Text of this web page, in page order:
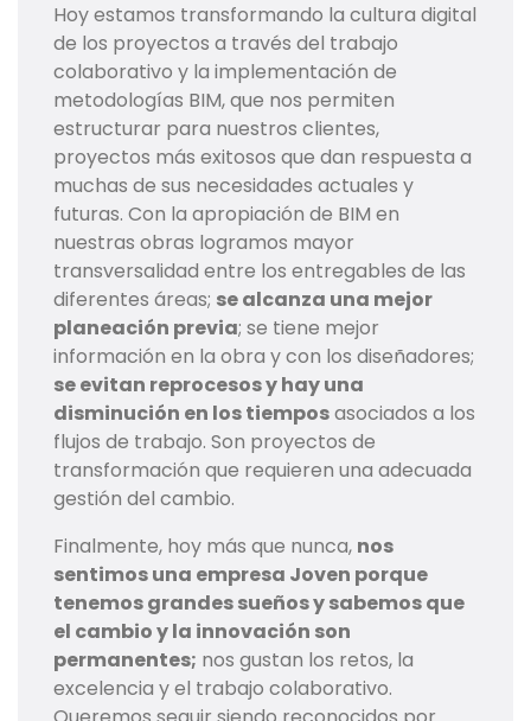
Hoy estamos transformando la cultura digital
de los proyectos a través del trabajo
colaborativo y la implementación de
metodologías BIM, que nos permiten
estructurar para nuestros clientes,
proyectos más exitosos que dan respuesta a
muchas de sus necesidades actuales y
futuras. Con la apropiación de BIM en
nuestras obras logramos mayor
transversalidad entre los entregables de las
diferentes áreas; se alcanza una mejor
planeación previa; se tiene mejor
información en la obra y con los diseñadores;
se evitan reprocesos y hay una
disminución en los tiemposasociados a los
flujos de trabajo. Son proyectos de
transformación que requieren una adecuada
gestión del cambio.
Finalmente, hoy más que nunca, nos
sentimos una empresa Joven porque
tenemos grandes sueños y sabemos que
el cambio y la innovación son
permanentes; nos gustan los retos, la
excelencia y el trabajo colaborativo.